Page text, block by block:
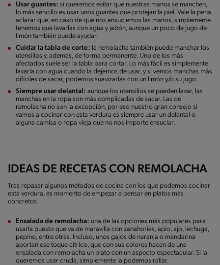
Usar guantes: si queremos evitar que nuestras manos se manchen,
lo más sencillo es usar unos guantes que protejan la piel. Vale la pena
aclarar que, en caso de que nos ensuciemos las manos, simplemente
tenemos que lavarlas con agua y jabón, aunque un poco de jugo de
limón también puede ayudar.
Cuidar la tabla de corte: la remolacha también puede manchar los
utensilios y, además, de forma permanente. Uno de los más
afectados suele ser la tabla para cortar. Lo más fácil es simplemente
lavarla con agua cuando la dejemos de usar, y si vemos manchas más
difíciles de sacar, podemos suavizarlas con un limón y/o su jugo.
Siempre usar delantal: aunque los utensilios se pueden lavar, las
manchas en la ropa son más complicadas de sacar. Las de
remolacha no son la excepción, por eso nuestro gran consejo si
vamos a cocinar con esta verdura es siempre usar un delantal o
alguna camisa o ropa vieja que no nos importe ensuciar.
IDEAS DE RECETAS CON REMOLACHA
Tras repasar algunos métodos de cocina con los que podemos cocinar
esta verdura, es momento de empezar a pensar en platos más
concretos.
Ensalada de remolacha: una de las opciones más populares para
usarla puesto que va de maravilla con zanahorias, apio, ajo, lechuga,
pepino, entre otras. Incluso, unos gajos de naranja o mandarina
aportan ese toque cítrico, que con sus colores hacen de una
ensalada con remolacha un plato con un aspecto espectacular. Si la
queremos usar cruda, simplemente la podemos rallar.